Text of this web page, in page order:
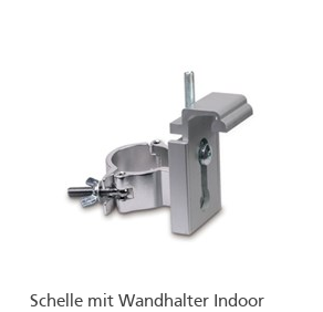
Schelle mit Wandhalter Indoor